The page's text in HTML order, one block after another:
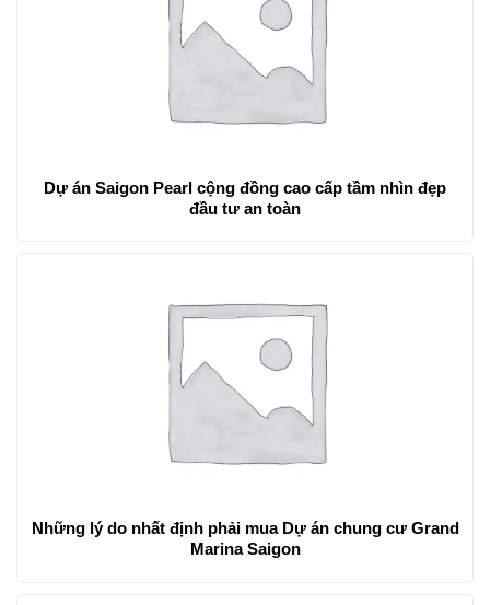
Dự án Saigon Pearl cộng đồng cao cấp tầm nhìn đẹp
đầu tư an toàn
Những lý do nhất định phải mua Dự án chung cư Grand
Marina Saigon